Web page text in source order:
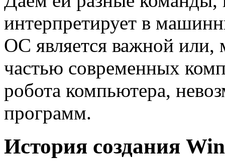
интерпретирует в
ОС является важной или,
частью современных
робота компьютера,
программ.
История создания